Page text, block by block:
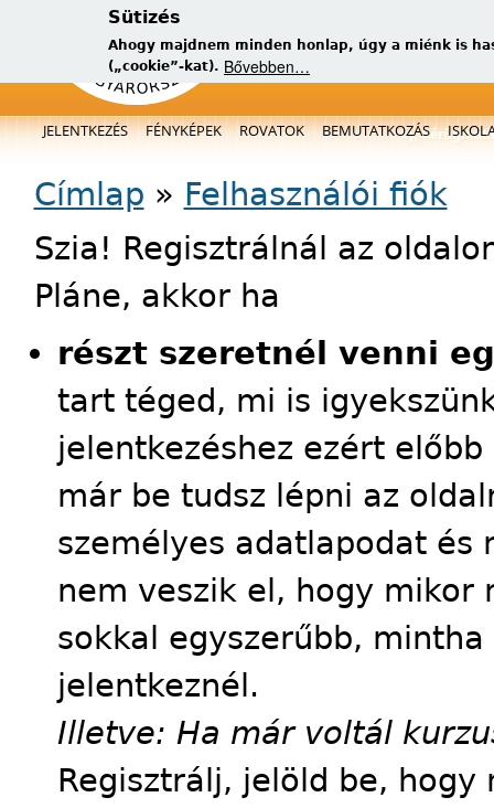
Sütizés
Ahogy majdnem minden honlap, úgy a miénk is
(„cookie”-kat). Bővebben…
új,
Főmenü
JELENTKEZÉS FÉNYKÉPEK ROVATOK BEMUTATKOZÁS
Jelenlegi hely
Címlap » Felhasználói fiók
Szia! Regisztrálnál az
Pláne, akkor ha
részt szeretnél venni
tart téged, mi is
jelentkezéshez ezért
már be tudsz lépni az
személyes adatlapodat és
nem veszik el, hogy mikor
sokkal egyszerűbb,
jelentkeznél.
Illetve: Ha már voltál
Regisztrálj, jelöld be,